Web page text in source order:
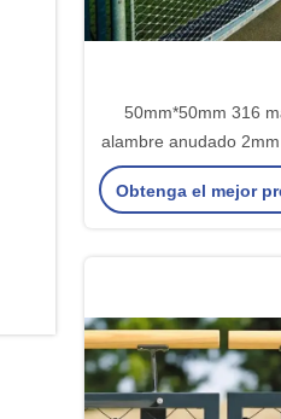
50mm*50mm 316
alambre anudado 2mm
inoxidable de alambre
de malla
Obtenga el mejor